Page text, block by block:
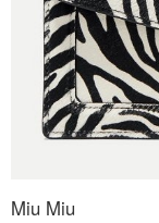
Miu Miu